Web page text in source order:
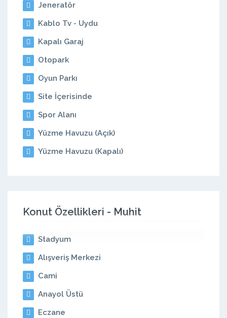
Jeneratör
Kablo Tv - Uydu
Kapalı Garaj
Otopark
Oyun Parkı
Site İçerisinde
Spor Alanı
Yüzme Havuzu (Açık)
Yüzme Havuzu (Kapalı)
Konut Özellikleri - Muhit
Stadyum
Alışveriş Merkezi
Cami
Anayol Üstü
Eczane